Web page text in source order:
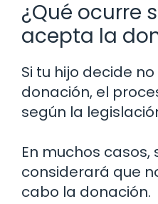
¿Qué ocurre
acepta la
Si tu hijo decide
donación, el
según la
En muchos
considerará que
cabo la donación.